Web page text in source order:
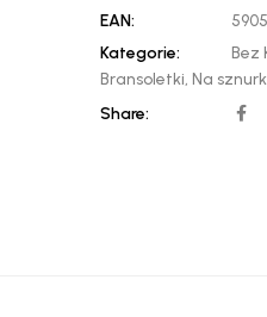
EAN:
Kategorie:
Bez
Bransoletki, Na
Share: